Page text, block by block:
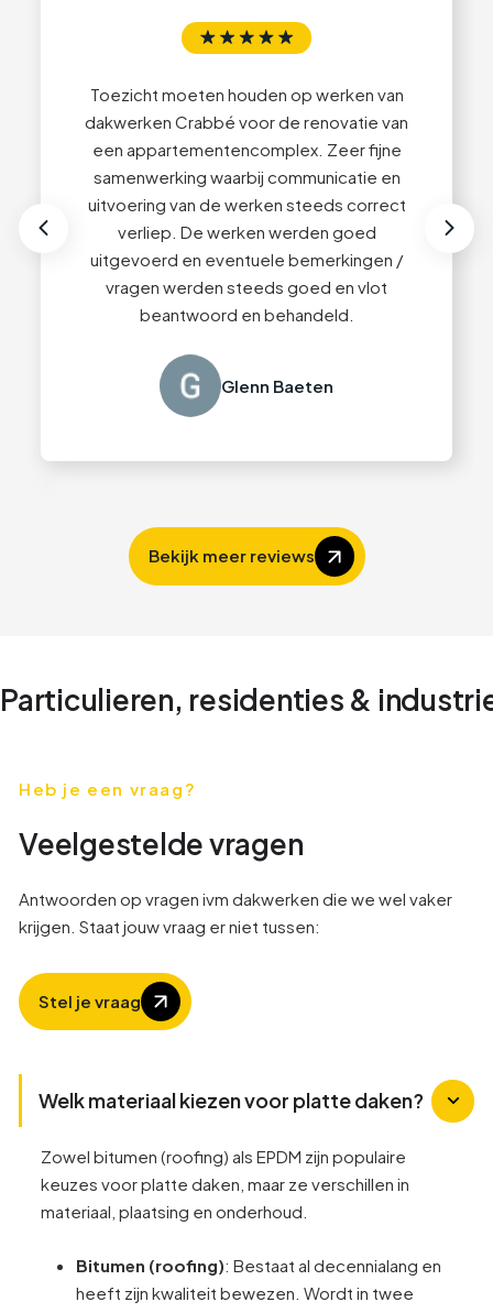
5
6
7
5
6
7
Uitstekende service van begin tot einde!
Professioneel advies en zeer kwaliteitsvolle
afwerking. We kunnen Dakwerken Crabbé
zeker aanbevelen 👍🏻
Guy Content
Toezicht moeten houden op werken van
dakwerken Crabbé voor de renovatie van
een appartementencomplex. Zeer fijne
samenwerking waarbij communicatie en
uitvoering van de werken steeds correct
verliep. De werken werden goed
uitgevoerd en eventuele bemerkingen /
vragen werden steeds goed en vlot
beantwoord en behandeld.
Glenn Baeten
Bekijk meer reviews
Particulieren, residenties &
Heb je een vraag?
Veelgestelde vragen
Antwoorden op vragen ivm dakwerken die we wel vaker
krijgen. Staat jouw vraag er niet tussen:
Stel je vraag
Welk materiaal kiezen voor platte daken?
Zowel bitumen (roofing) als EPDM zijn populaire
keuzes voor platte daken, maar ze verschillen in
materiaal, plaatsing en onderhoud.
Bitumen (roofing): Bestaat al decennialang en
heeft zijn kwaliteit bewezen. Wordt in twee